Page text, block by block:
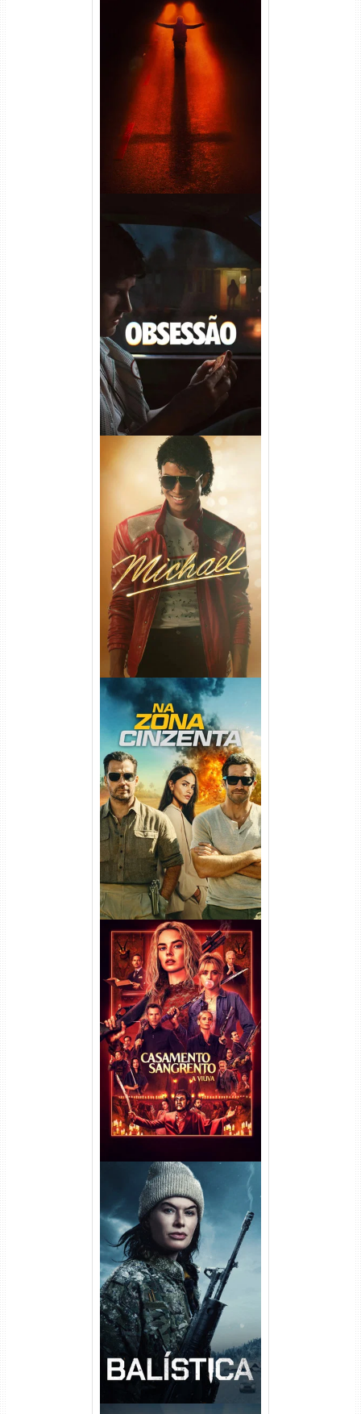
Passageiro do Mal Torrent
(2026) WEB-DL 1080p Dual
Áudio
Obsessão Torrent (2026)
WEB-DL 1080p/4K Dual
Áudio
Michael Torrent (2026) WEB-
DL 1080p/4K Dual Áudio
Na Zona Cinzenta Torrent
(2026) WEB-DL 1080p/4K
Dual Áudio
Casamento Sangrento: A
Viúva Torrent (2026) WEB-DL
720p/1080p/4K Dual Áudio
Balística Torrent (2025) WEB-
DL 1080p Dual Áudio